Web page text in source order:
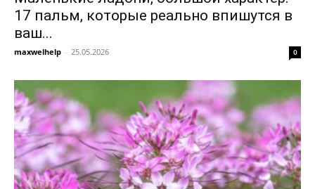
17 пальм, которые реально впишутся в
ваш...
maxwelhelp - 25.05.2026 0